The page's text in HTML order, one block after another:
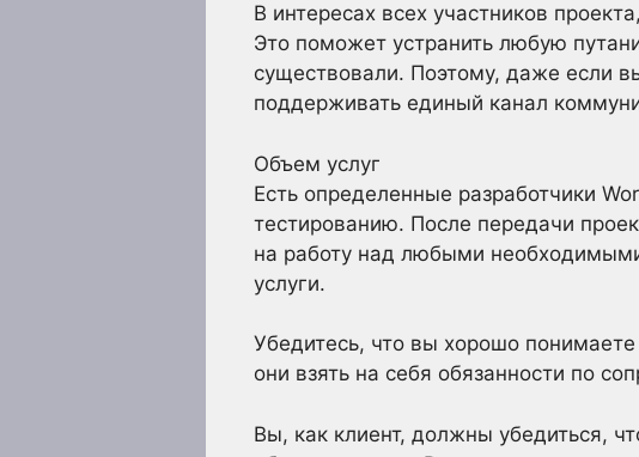
В интересах всех участников
Это поможет устранить любую
существовали. Поэтому, даже если
поддерживать единый канал
Объем услуг
Есть определенные разработчики
тестированию. После передачи
на работу над любыми
услуги.
Убедитесь, что вы хорошо понимаете
они взять на себя обязанности по
Вы, как клиент, должны убедиться,